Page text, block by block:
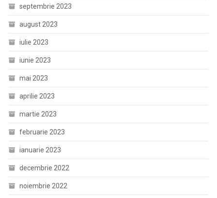
septembrie 2023
august 2023
iulie 2023
iunie 2023
mai 2023
aprilie 2023
martie 2023
februarie 2023
ianuarie 2023
decembrie 2022
noiembrie 2022